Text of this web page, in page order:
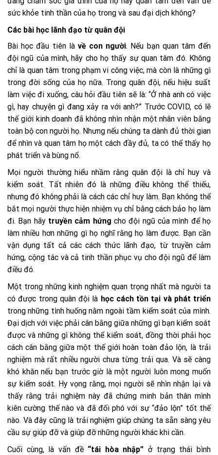
sức khỏe tinh thần của họ trong và sau đại dịch không?
Các bài học lãnh đạo từ quân đội
Bài học đầu tiên là về con người. Nếu bạn quan tâm đến
đội ngũ của mình, hãy cho họ thấy sự quan tâm đó. Không
chỉ là quan tâm trong phạm vi công việc, mà còn là những gì
trong đời sống của họ nữa. Trong quân đội, nếu hiệu suất
làm việc đi xuống, câu hỏi đầu tiên sẽ là: “Ở nhà anh có việc
gì, hay chuyện gì đang xảy ra với anh?” Trước COVID, có lẽ
thế giới kinh doanh đã không nhìn nhận một nhân viên bằng
toàn bộ con người họ. Nhưng nếu chúng ta dành đủ thời gian
để nhìn và quan tâm họ một cách đầy đủ, ta có thể thấy họ
phát triển và bùng nổ.
Mọi người thường hiểu nhầm rằng quân đội là chỉ huy và
kiểm soát. Tất nhiên đó là những điều không thể thiếu,
nhưng đó không phải là cách các chỉ huy làm. Bạn không thể
bắt mọi người thực hiện nhiệm vụ chỉ bằng cách bảo họ làm
đi. Bạn hãy truyền cảm hứng cho đội ngũ của mình để họ
làm nhiều hơn những gì họ nghĩ rằng họ làm được. Bạn cần
vận dụng tất cả các cách thức lãnh đạo, từ truyền cảm
hứng, cộng tác và cả tinh thần phục vụ cho đội ngũ để làm
điều đó.
Một trong những kinh nghiệm quan trọng nhất mà người ta
có được trong quân đội là học cách tồn tại và phát triển
trong những tình huống nằm ngoài tầm kiểm soát của mình.
Đại dịch với việc phải cân bằng giữa những gì bạn kiểm soát
được và những gì không thể kiểm soát, đồng thời phải học
cách cân bằng giữa một thế giới hoàn toàn đảo lộn, là trải
nghiệm mà rất nhiều người chưa từng trải qua. Và sẽ càng
khó khăn nếu bạn trước giờ là một người luôn mong muốn
sự kiểm soát. Hy vọng rằng, mọi người sẽ nhìn nhận lại và
thấy rằng trải nghiệm này đã chứng minh bản thân mình
kiên cường thế nào và đã đối phó với sự “đảo lộn” tốt thế
nào. Và đây cũng là trải nghiệm giúp chúng ta sẵn sàng yêu
cầu sự giúp đỡ và giúp đỡ những người khác khi cần.
Cuối cùng, là vấn đề “tái hòa nhập” ở trạng thái bình